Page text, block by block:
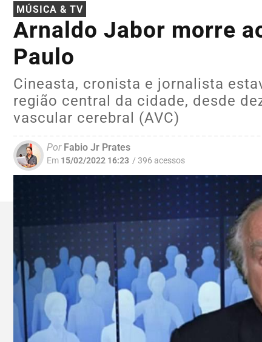
MÚSICA & TV
Arnaldo Jabor morre
Paulo
Cineasta, cronista e jornalista
região central da cidade, desde
vascular cerebral (AVC)
PorFabio Jr Prates
Em 15/02/2022 16:23 / 396 acessos